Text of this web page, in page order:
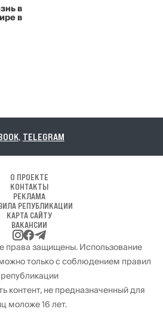
в
в
,TELEGRAM
О ПРОЕКТЕ
КОНТАКТЫ
РЕКЛАМА
РЕПУБЛИКАЦИИ
КАРТА САЙТУ
ВАКАНСИИ
защищены. Использование
только с соблюдением правил
републикации
контент, не предназначенный для
моложе 16 лет.